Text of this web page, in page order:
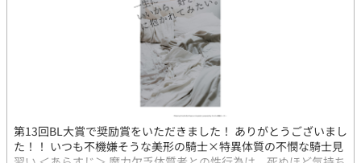
第13回BL大賞で奨励賞をいただきました！ ありがとうございまし
た！！ いつも不機嫌そうな美形の騎士×特異体質の不憫な騎士見